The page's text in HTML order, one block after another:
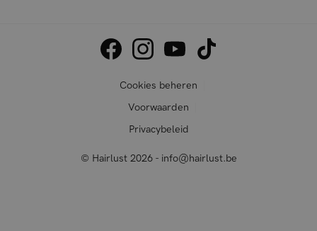
© Hairlust 2026 - info@hairlust.be
Cookies beheren
Voorwaarden
Privacybeleid